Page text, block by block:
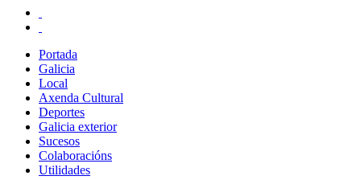
Portada
Galicia
Local
Axenda Cultural
Deportes
Galicia exterior
Sucesos
Colaboracións
Utilidades